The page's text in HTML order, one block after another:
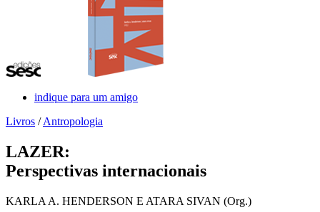
indique para um amigo
Livros /Antropologia
LAZER:
Perspectivas internacionais
KARLA A. HENDERSON E ATARA SIVAN (Org.)